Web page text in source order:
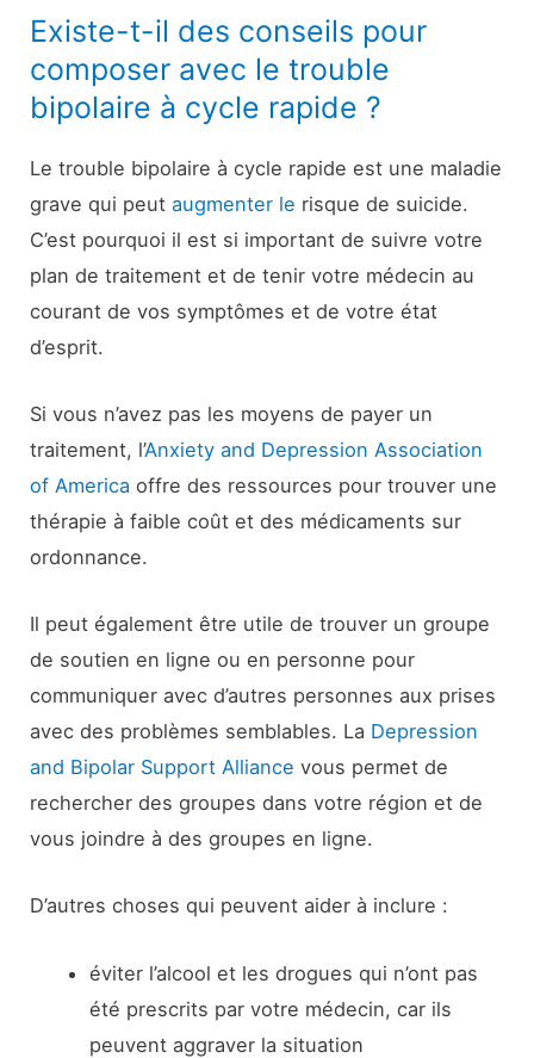
Existe-t-il des conseils pour
composer avec le trouble
bipolaire à cycle rapide ?
Le trouble bipolaire à cycle rapide est une maladie
grave qui peutaugmenter le risque de suicide.
C’est pourquoi il est si important de suivre votre
plan de traitement et de tenir votre médecin au
courant de vos symptômes et de votre état
d’esprit.
Si vous n’avez pas les moyens de payer un
traitement, l’Anxiety and Depression Association
of America offre des ressources pour trouver une
thérapie à faible coût et des médicaments sur
ordonnance.
Il peut également être utile de trouver un groupe
de soutien en ligne ou en personne pour
communiquer avec d’autres personnes aux prises
avec des problèmes semblables. La Depression
and Bipolar Support Alliance vous permet de
rechercher des groupes dans votre région et de
vous joindre à des groupes en ligne.
D’autres choses qui peuvent aider à inclure :
éviter l’alcool et les drogues qui n’ont pas
été prescrits par votre médecin, car ils
peuvent aggraver la situation